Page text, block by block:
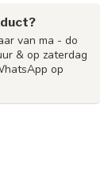
van ma - do
& op zaterdag
op